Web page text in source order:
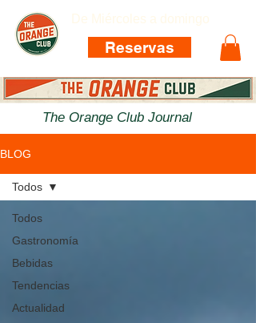
De Miércoles a domingo
Reservas
The Orange Club Journal
BLOG
Todos
Gastronomía
Bebidas
Tendencias
Actualidad
Todos